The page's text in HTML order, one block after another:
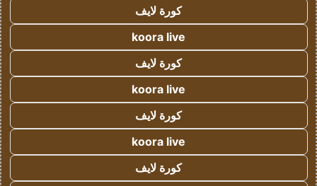
كورة لايف
koora live
كورة لايف
koora live
كورة لايف
koora live
كورة لايف